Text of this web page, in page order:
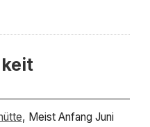
, Meist Anfang Juni